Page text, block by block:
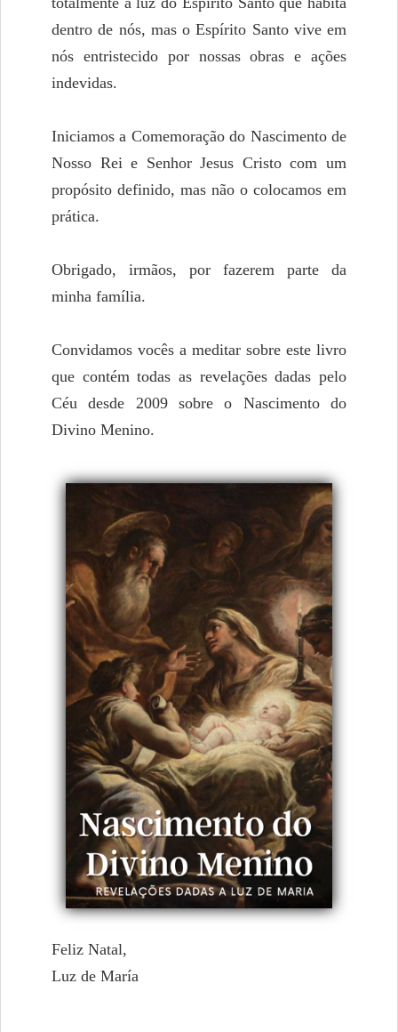
dentro de nós, mas o Espírito Santo vive em
nós entristecido por nossas obras e ações
indevidas.
Iniciamos a Comemoração do Nascimento de
Nosso Rei e Senhor Jesus Cristo com um
propósito definido, mas não o colocamos em
prática.
Obrigado, irmãos, por fazerem parte da
minha família.
Convidamos vocês a meditar sobre este livro
que contém todas as revelações dadas pelo
Céu desde 2009 sobre o Nascimento do
Divino Menino.
Feliz Natal,
Luz de María